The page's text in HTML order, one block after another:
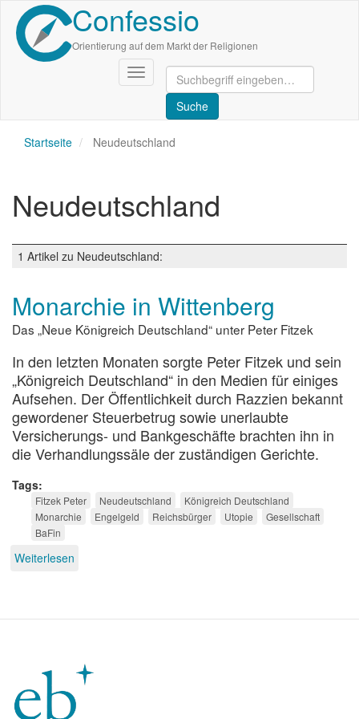
Direkt
zum
Inhalt
Confessio
Orientierung auf dem Markt der Religionen
Navigation
aktivieren/deaktivieren
Startseite Neudeutschland
Neudeutschland
1 Artikel zu Neudeutschland:
Monarchie in Wittenberg
Das „Neue Königreich Deutschland“ unter Peter Fitzek
In den letzten Monaten sorgte Peter Fitzek und sein
„Königreich Deutschland“ in den Medien für einiges
Aufsehen. Der Öffentlichkeit durch Razzien bekannt
gewordener Steuerbetrug sowie unerlaubte
Versicherungs- und Bankgeschäfte brachten ihn in
die Verhandlungssäle der zuständigen Gerichte.
Tags
Fitzek Peter Neudeutschland
Königreich Deutschland
Monarchie
Engelgeld Reichsbürger Utopie
Gesellschaft
BaFin
Weiterlesen